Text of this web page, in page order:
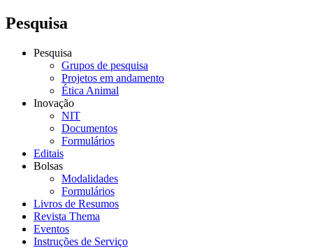
Pesquisa
Pesquisa
Grupos de pesquisa
Projetos em andamento
Ética Animal
Inovação
NIT
Documentos
Formulários
Editais
Bolsas
Modalidades
Formulários
Livros de Resumos
Revista Thema
Eventos
Instruções de Serviço